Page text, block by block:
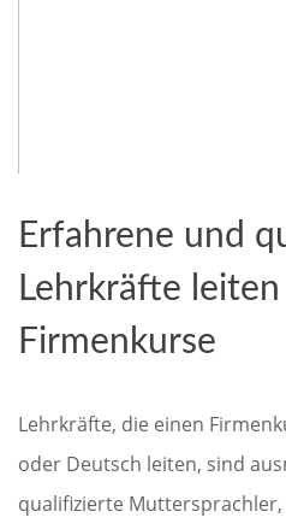
Erfahrene und
Lehrkräfte
Firmenkurse
Lehrkräfte, die einen
oder Deutsch leiten, sind
qualifizierte